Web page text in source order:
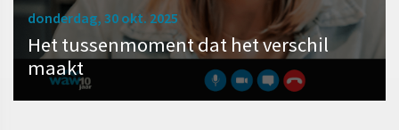
donderdag, 30 okt. 2025
Het tussenmoment dat het verschil
maakt